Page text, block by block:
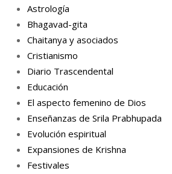
Astrología
Bhagavad-gita
Chaitanya y asociados
Cristianismo
Diario Trascendental
Educación
El aspecto femenino de Dios
Enseñanzas de Srila Prabhupada
Evolución espiritual
Expansiones de Krishna
Festivales